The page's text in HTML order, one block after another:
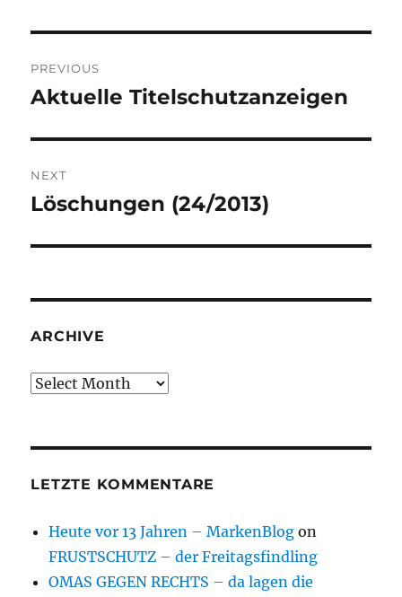
navigation
PREVIOUS
Previous
Aktuelle Titelschutzanzeigen
NEXT
Next
Löschungen (24/2013)
ARCHIVE
Archive
LETZTE KOMMENTARE
Heute vor 13 Jahren – MarkenBlog on
FRUSTSCHUTZ – der Freitagsfindling
OMAS GEGEN RECHTS – da lagen die